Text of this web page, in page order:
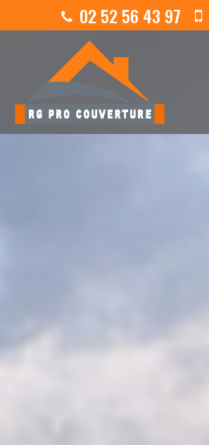
02 52 56 43 97